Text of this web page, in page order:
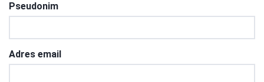
Pseudonim
Adres email